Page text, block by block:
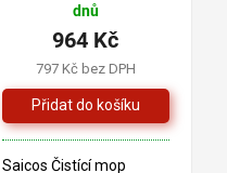
dnů
797 Kč bez DPH
964 Kč
Saicos Čistící mop